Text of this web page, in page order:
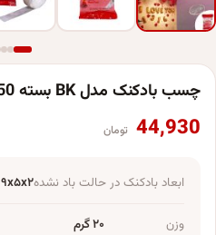
چسب بادکنک مدل BK بسته 50 عددی
44,930 تومان
ابعاد بادکنک در حالت باد نشده۹x۵x۲ سانتی‌متر
وزن ۲۰ گرم